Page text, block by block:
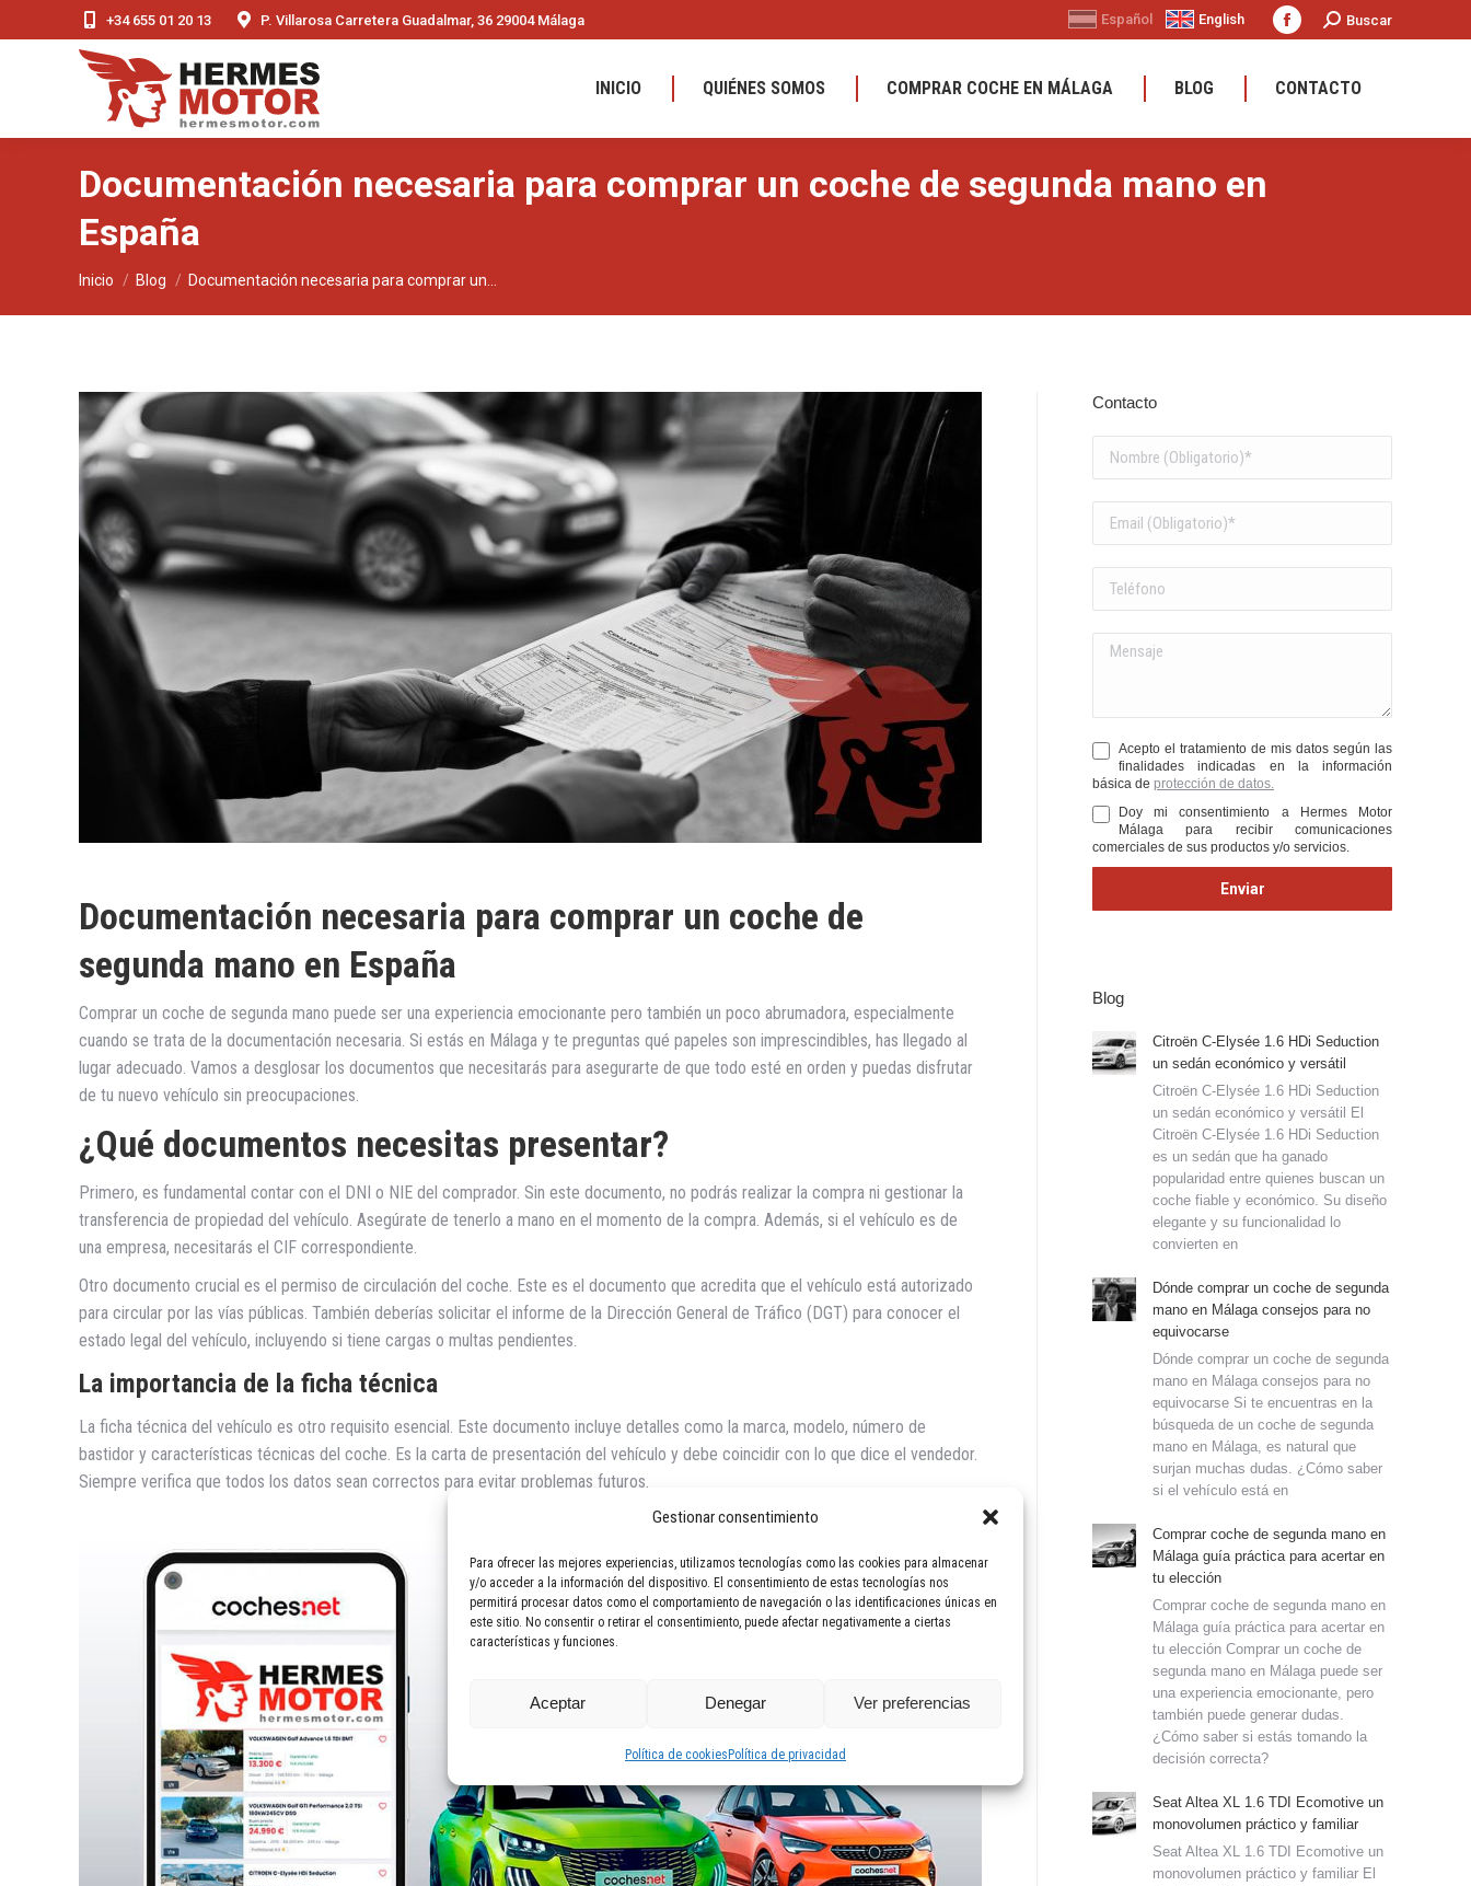
Gestionar consentimiento
Para ofrecer las mejores experiencias, utilizamos tecnologías como las cookies para almacenar
y/o acceder a la información del dispositivo. El consentimiento de estas tecnologías nos
permitirá procesar datos como el comportamiento de navegación o las identificaciones únicas en
este sitio. No consentir o retirar el consentimiento, puede afectar negativamente a ciertas
características y funciones.
Aceptar Denegar Ver preferencias
Política de cookiesPolítica de privacidad
+34 655 01 20 13 P. Villarosa Carretera Guadalmar, 36 29004 Málaga Español English
La
Facebook
Buscar:Buscar
INICIO QUIÉNES SOMOS COMPRAR COCHE EN MÁLAGA BLOG CONTACTO
Documentación necesaria para comprar un coche de segunda mano en
España
Estás aquí:
Inicio Blog Documentación necesaria para comprar un...
Documentación necesaria para comprar un coche de
segunda mano en España
Comprar un coche de segunda mano puede ser una experiencia emocionante pero también un poco abrumadora, especialmente
cuando se trata de la documentación necesaria. Si estás en Málaga y te preguntas qué papeles son imprescindibles, has llegado al
lugar adecuado. Vamos a desglosar los documentos que necesitarás para asegurarte de que todo esté en orden y puedas disfrutar
de tu nuevo vehículo sin preocupaciones.
¿Qué documentos necesitas presentar?
Primero, es fundamental contar con el DNI o NIE del comprador. Sin este documento, no podrás realizar la compra ni gestionar la
transferencia de propiedad del vehículo. Asegúrate de tenerlo a mano en el momento de la compra. Además, si el vehículo es de
una empresa, necesitarás el CIF correspondiente.
Otro documento crucial es el permiso de circulación del coche. Este es el documento que acredita que el vehículo está autorizado
para circular por las vías públicas. También deberías solicitar el informe de la Dirección General de Tráfico (DGT) para conocer el
estado legal del vehículo, incluyendo si tiene cargas o multas pendientes.
La importancia de la ficha técnica
La ficha técnica del vehículo es otro requisito esencial. Este documento incluye detalles como la marca, modelo, número de
bastidor y características técnicas del coche. Es la carta de presentación del vehículo y debe coincidir con lo que dice el vendedor.
Siempre verifica que todos los datos sean correctos para evitar problemas futuros.
Contacto
Acepto el tratamiento de mis datos según las
finalidades indicadas en la información
básica de protección de datos.
Doy mi consentimiento a Hermes Motor
Málaga para recibir comunicaciones
comerciales de sus productos y/o servicios.
Blog
Citroën C-Elysée 1.6 HDi Seduction
un sedán económico y versátil
Citroën C-Elysée 1.6 HDi Seduction
un sedán económico y versátil El
Citroën C-Elysée 1.6 HDi Seduction
es un sedán que ha ganado
popularidad entre quienes buscan un
coche fiable y económico. Su diseño
elegante y su funcionalidad lo
convierten en
Dónde comprar un coche de segunda
mano en Málaga consejos para no
equivocarse
Dónde comprar un coche de segunda
mano en Málaga consejos para no
equivocarse Si te encuentras en la
búsqueda de un coche de segunda
mano en Málaga, es natural que
surjan muchas dudas. ¿Cómo saber
si el vehículo está en
Comprar coche de segunda mano en
Málaga guía práctica para acertar en
tu elección
Comprar coche de segunda mano en
Málaga guía práctica para acertar en
tu elección Comprar un coche de
segunda mano en Málaga puede ser
una experiencia emocionante, pero
también puede generar dudas.
¿Cómo saber si estás tomando la
decisión correcta?
Seat Altea XL 1.6 TDI Ecomotive un
monovolumen práctico y familiar
Seat Altea XL 1.6 TDI Ecomotive un
monovolumen práctico y familiar El